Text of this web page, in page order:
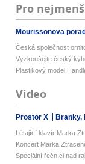
Pro
Mourissonova
Česká společnost
Vyzkoušejte český
Plastikový model
Video
Prostor X Branky,
Létající klavír Marka
Koncert Marka
Speciální řečníci nad